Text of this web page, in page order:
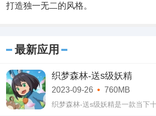
打造独一无二的风格。
最新应用
织梦森林-送s级妖精
2023-09-26 760MB
织梦森林-送s级妖精是一款当下十